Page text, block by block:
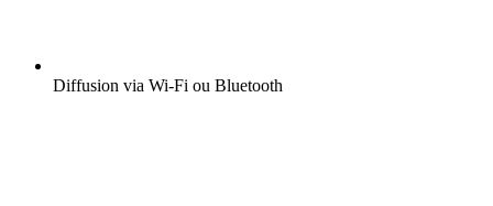
Diffusion via Wi-Fi ou Bluetooth